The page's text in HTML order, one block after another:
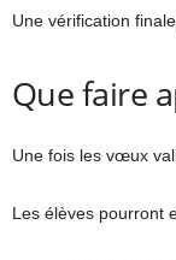
Une vérification
Que faire
Une fois les vœux
Les élèves pourront